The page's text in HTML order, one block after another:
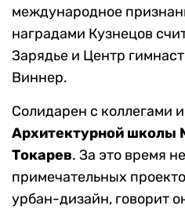
международное
наградами Кузнецов
Зарядье и Центр
Виннер.
Солидарен с коллегами и
Архитектурной
Токарев. За это время
примечательных
урбан-дизайн, говорит